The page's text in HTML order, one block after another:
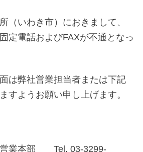
（いわき市）におきまして、
定電話およびFAXが不通となっ
は弊社営業担当者または下記
すようお願い申し上げます。
業本部 Tel. 03-3299-